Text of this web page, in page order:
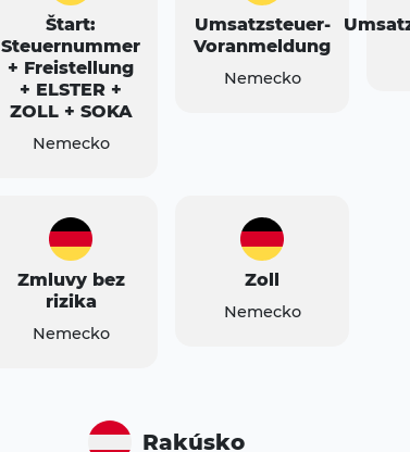
Štart:
Steuernummer
+ Freistellung
+ ELSTER +
ZOLL + SOKA
Nemecko
Umsatzsteuer-
Voranmeldung
Nemecko
Zmluvy bez
rizika
Nemecko
Zoll
Nemecko
Rakúsko